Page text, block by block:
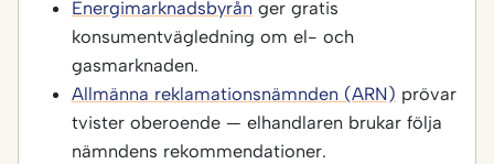
Energimarknadsbyrån ger gratis
konsumentvägledning om el- och
gasmarknaden.
Allmänna reklamationsnämnden (ARN) prövar
tvister oberoende — elhandlaren brukar följa
nämndens rekommendationer.